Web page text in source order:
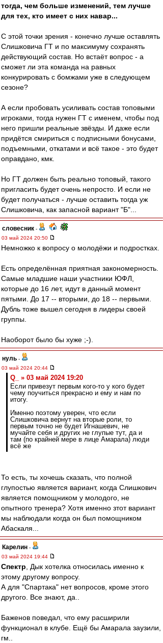
тогда, чем больше изменений, тем лучше
для тех, кто имеет с них навар...
С этой точки зрения - конечно лучше оставлять
Слишковича ГТ и по максимуму сохранять
действующий состав. Но встаёт вопрос - а
сможет ли эта команда на равных
конкурировать с бомжами уже в следующем
сезоне?
А если пробовать усиливать состав топовыми
игроками, тогда нужен ГТ с именем, чтобы под
него пришли реальные звёзды. И даже если
придётся смириться с подписными бонусами,
подъемными, откатами и всё такое - это будет
оправдано, кмк.
Но ГТ должен быть реально топовый, такого
пригласить будет очень непросто. И если не
будет получаться - лучше оставить тогда уж
Слишковича, как запасной вариант "Б"...
словесник -
03 май 2024 20:50
Немножко к вопросу о молодёжи и подростках.
Есть определённая приятная закономерность.
Самые младшие наши участники ЮФЛ,
которые до 16 лет, идут в данный момент
пятыми. До 17 -- вторыми, до 18 -- первыми.
Дубль тоже вышел сегодня в лидеры своей
группы.
Наоборот было бы хуже ;-).
нуль -
03 май 2024 20:44
Q_ » 03 май 2024 19:20
Если привезут первым кого-то у кого будет
чему поучиться прекрасно и ему и нам по
итогу.
Именно поэтому уверен, что если
Слишковича вернут на вторые роли, то
первым точно не будет Игнашевич, не
мучайте себя и других не глупые тут, да и
там (по крайней мере в лице Амарала) люди
всё же
То есть, ты хочешь сказать, что полной
глупостью является вариант, когда Слишкович
является помощником у молодого, не
опытного тренера? Хотя именно зтот вариант
мы наблюдали когда он был помощником
Абаскаля...
Карелин -
03 май 2024 19:44
Спектр , Дык хотелка относилась именно к
этому другому вопросу.
А для "Спартака" нет вопросов, кроме этого
другого. Все знают, да..
Баженов поведал, что ему расширили
функционал в клубе. Ещё бы Амарала заузили,
гм..